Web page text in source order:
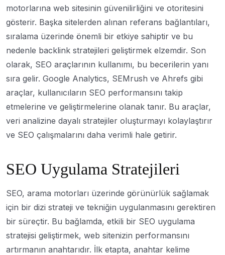
motorlarına web sitesinin güvenilirliğini ve otoritesini
gösterir. Başka sitelerden alınan referans bağlantıları,
sıralama üzerinde önemli bir etkiye sahiptir ve bu
nedenle backlink stratejileri geliştirmek elzemdir. Son
olarak, SEO araçlarının kullanımı, bu becerilerin yanı
sıra gelir. Google Analytics, SEMrush ve Ahrefs gibi
araçlar, kullanıcıların SEO performansını takip
etmelerine ve geliştirmelerine olanak tanır. Bu araçlar,
veri analizine dayalı stratejiler oluşturmayı kolaylaştırır
ve SEO çalışmalarını daha verimli hale getirir.
SEO Uygulama Stratejileri
SEO, arama motorları üzerinde görünürlük sağlamak
için bir dizi strateji ve tekniğin uygulanmasını gerektiren
bir süreçtir. Bu bağlamda, etkili bir SEO uygulama
stratejisi geliştirmek, web sitenizin performansını
artırmanın anahtarıdır. İlk etapta, anahtar kelime